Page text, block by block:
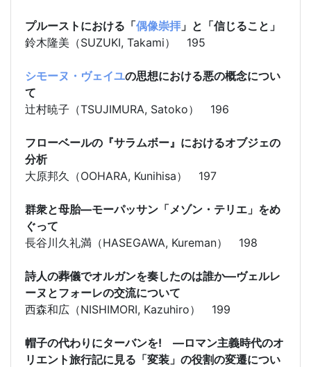
プルーストにおける「偶像崇拝 」と「信じること」
鈴木隆美（SUZUKI, Takami） 195
シモーヌ・ヴェイユの思想における悪の概念につい
て
辻村暁子（TSUJIMURA, Satoko） 196
フローベールの『サラムボー』におけるオブジェの
分析
大原邦久（OOHARA, Kunihisa） 197
群衆と母胎―モーパッサン「メゾン・テリエ」をめ
ぐって
長谷川久礼満（HASEGAWA, Kureman） 198
詩人の葬儀でオルガンを奏したのは誰か―ヴェルレ
ーヌとフォーレの交流について
西森和広（NISHIMORI, Kazuhiro） 199
帽子の代わりにターバンを! ―ロマン主義時代のオ
リエント旅行記に見る「変装」の役割の変遷につい